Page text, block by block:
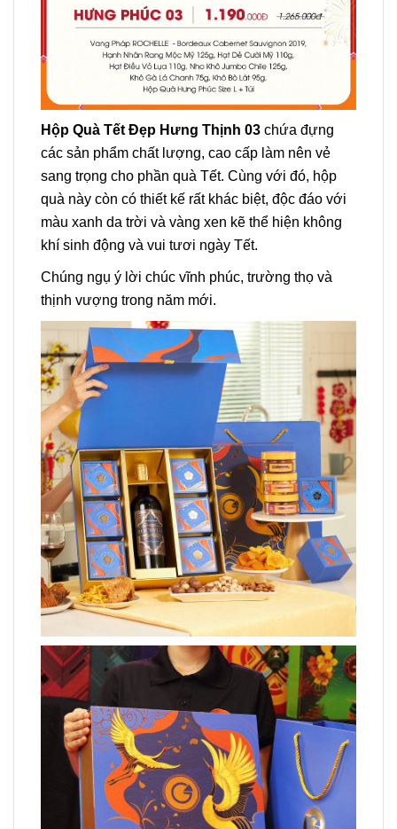
Hộp Quà Tết Đẹp Hưng Thịnh 03 chứa đựng
các sản phẩm chất lượng, cao cấp làm nên vẻ
sang trọng cho phần quà Tết. Cùng với đó, hộp
quà này còn có thiết kế rất khác biệt, độc đáo với
màu xanh da trời và vàng xen kẽ thể hiện không
khí sinh động và vui tươi ngày Tết.
Chúng ngụ ý lời chúc vĩnh phúc, trường thọ và
thịnh vượng trong năm mới.